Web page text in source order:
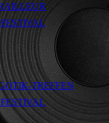
TREFFEN